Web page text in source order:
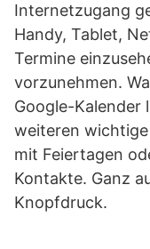
Internetzugang
Handy, Tablet,
Termine
vorzunehmen.
Google-Kalender
weiteren wichtige
mit Feiertagen
Kontakte. Ganz
Knopfdruck.